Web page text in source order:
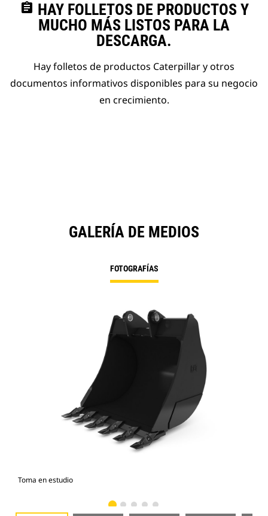
assignment HAY FOLLETOS DE PRODUCTOS Y
MUCHO MÁS LISTOS PARA LA
DESCARGA.
Hay folletos de productos Caterpillar y otros
documentos informativos disponibles para su negocio
en crecimiento.
GALERÍA DE MEDIOS
FOTOGRAFÍAS
Toma en estudio